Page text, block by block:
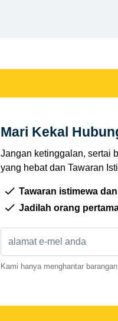
Mari Kekal
Jangan ketinggalan, sertai
yang hebat dan Tawaran
Tawaran istimewa
Jadilah orang
Kami hanya menghantar